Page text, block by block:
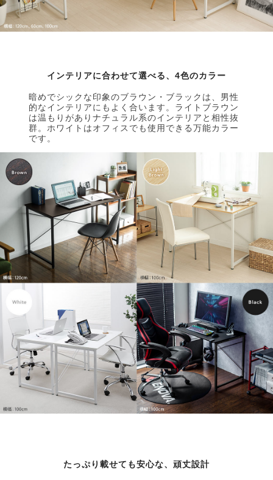
インテリアに合わせて選べる、4色のカラー
暗めでシックな印象のブラウン・ブラックは、男性
的なインテリアにもよく合います。ライトブラウン
は温もりがありナチュラル系のインテリアと相性抜
群。ホワイトはオフィスでも使用できる万能カラー
です。
たっぷり載せても安心な、頑丈設計